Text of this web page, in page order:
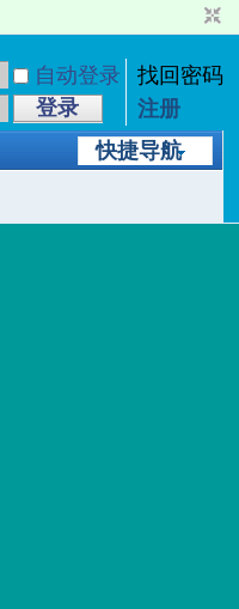
自动登录
找回密码
登录
注册
快捷导航